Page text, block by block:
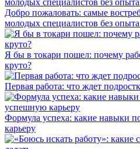
Добро пожаловать: самые
молодых специалистов без
Я бы в токари пошел: почему
круто?
Первая работа: что ждет
Формула успеха: какие навыки
карьеру